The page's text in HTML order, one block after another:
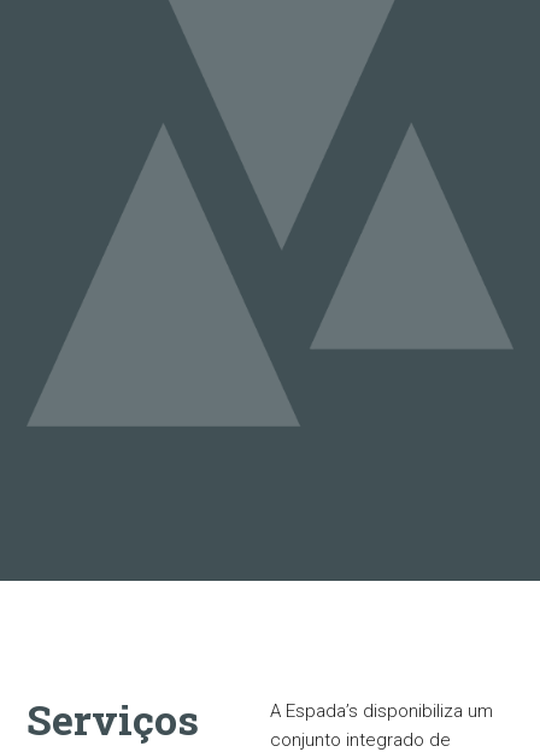
Serviços
A Espada’s disponibiliza um
conjunto integrado de